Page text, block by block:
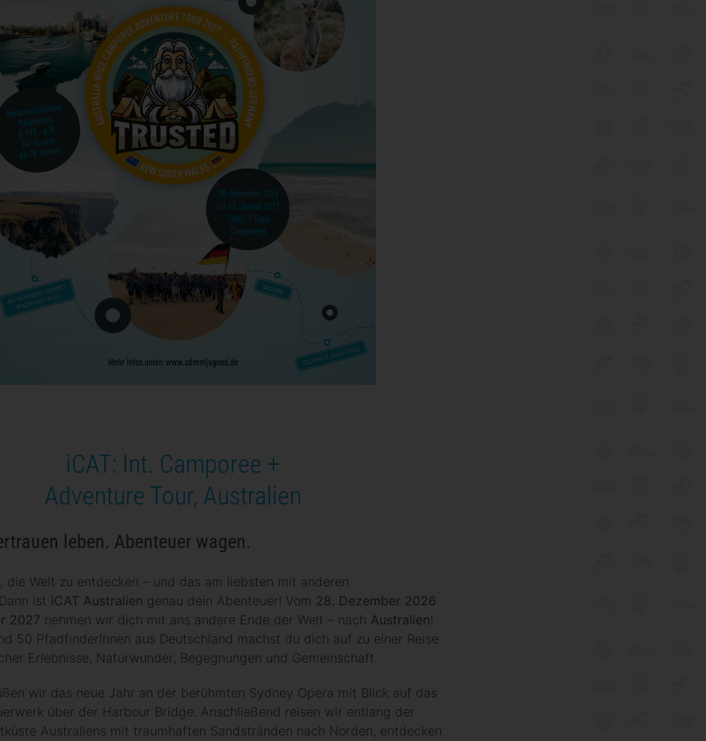
iCAT: Int. Camporee +
Adventure Tour, Australien
leben. Abenteuer wagen.
die Welt zu entdecken – und das am liebsten mit anderen
ist iCAT Australien genau dein Abenteuer! Vom 28. Dezember 2026
2027 nehmen wir dich mit ans andere Ende der Welt – nach Australien!
50 PfadfinderInnen aus Deutschland machst du dich auf zu einer Reise
Erlebnisse, Naturwunder, Begegnungen und Gemeinschaft.
wir das neue Jahr an der berühmten Sydney Opera mit Blick auf das
über der Harbour Bridge. Anschließend reisen wir entlang der
Australiens mit traumhaften Sandstränden nach Norden, entdecken